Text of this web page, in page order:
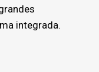
integrada.